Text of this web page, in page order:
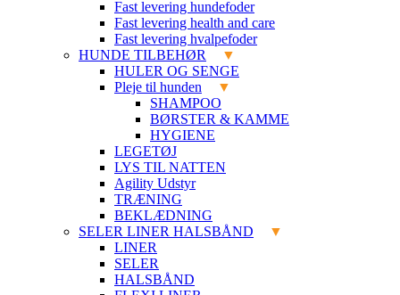
Fast levering hundefoder
Fast levering health and care
Fast levering hvalpefoder
HUNDE TILBEHØR
HULER OG SENGE
Pleje til hunden
SHAMPOO
BØRSTER & KAMME
HYGIENE
LEGETØJ
LYS TIL NATTEN
Agility Udstyr
TRÆNING
BEKLÆDNING
SELER LINER HALSBÅND
LINER
SELER
HALSBÅND